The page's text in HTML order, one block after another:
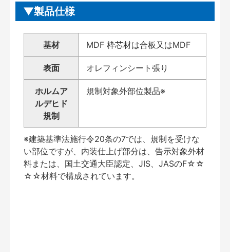
製品仕様
基材 MDF 枠芯材は合板又はMDF
表面 オレフィンシート張り
ホルムア
ルデヒド
規制
規制対象外部位製品※
※建築基準法施行令20条の7では、規制を受けな
い部位ですが、内装仕上げ部分は、告示対象外材
料または、国土交通大臣認定、JIS、JASのF☆☆
☆☆材料で構成されています。